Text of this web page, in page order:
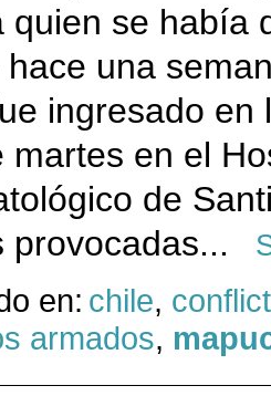
quien se había
hace una
ingresado en
martes en el
de
provocadas...
en: chile,
armados,